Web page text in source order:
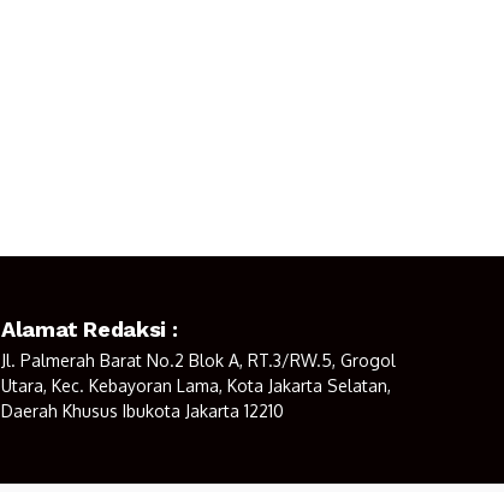
Alamat Redaksi :
Jl. Palmerah Barat No.2 Blok A, RT.3/RW.5, Grogol
Utara, Kec. Kebayoran Lama, Kota Jakarta Selatan,
Daerah Khusus Ibukota Jakarta 12210